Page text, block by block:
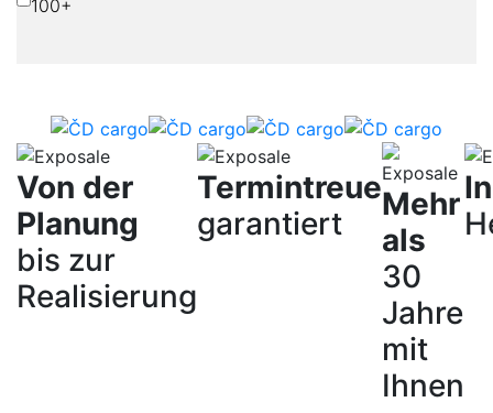
100+
Von der
Planung
bis zur
Realisierung
Termintreue
garantiert
Mehr
als
30
Jahre
mit
Ihnen